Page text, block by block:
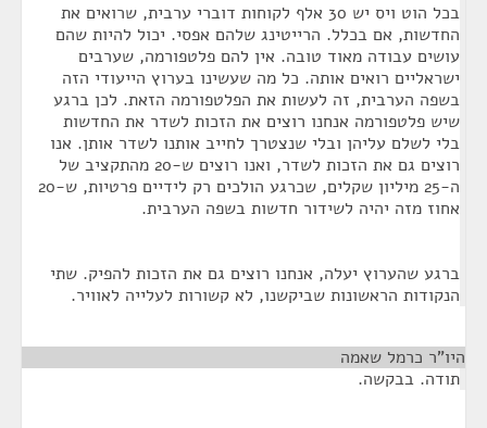
בכל הוט ויס יש 30 אלף לקוחות דוברי ערבית, שרואים את
החדשות, אם בכלל. הרייטינג שלהם אפסי. יכול להיות שהם
עושים עבודה מאוד טובה. אין להם פלטפורמה, שערבים
ישראליים רואים אותה. כל מה שעשינו בערוץ הייעודי הזה
בשפה הערבית, זה לעשות את הפלטפורמה הזאת. לכן ברגע
שיש פלטפורמה אנחנו רוצים את הזכות לשדר את החדשות
בלי לשלם עליהן ובלי שנצטרך לחייב אותנו לשדר אותן. אנו
רוצים גם את הזכות לשדר, ואנו רוצים ש-20 מהתקציב של
ה-25 מיליון שקלים, שכרגע הולכים רק לידיים פרטיות, ש-20
אחוז מזה יהיה לשידור חדשות בשפה הערבית.
ברגע שהערוץ יעלה, אנחנו רוצים גם את הזכות להפיק. שתי
הנקודות הראשונות שביקשנו, לא קשורות לעלייה לאוויר.
היו"ר כרמל שאמה
תודה. בבקשה.